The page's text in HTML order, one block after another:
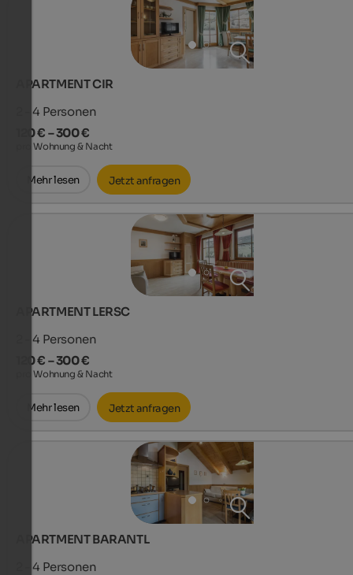
APARTMENT CIR
2 - 4 Personen
120 € – 300 €
pro Wohnung & Nacht
Mehr lesen Jetzt anfragen
APARTMENT LERSC
2 - 4 Personen
120 € – 300 €
pro Wohnung & Nacht
Mehr lesen Jetzt anfragen
APARTMENT BARANTL
2 - 4 Personen